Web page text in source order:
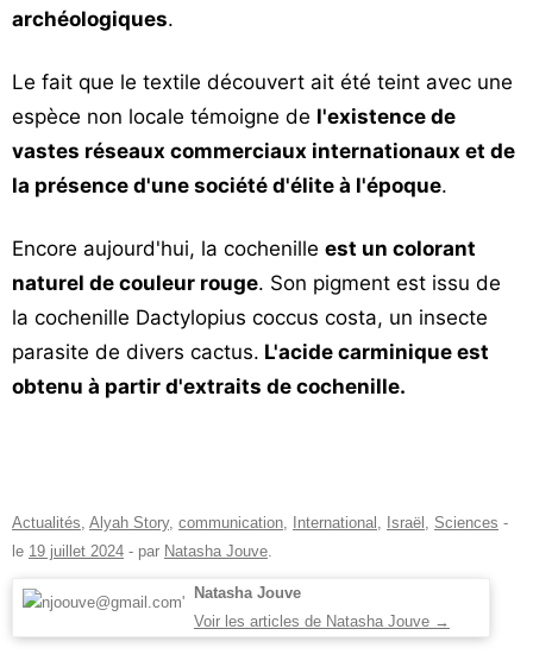
archéologiques.
Le fait que le textile découvert ait été teint avec une
espèce non locale témoigne de l'existence de
vastes réseaux commerciaux internationaux et de
la présence d'une société d'élite à l'époque.
Encore aujourd'hui, la cochenille est un colorant
naturel de couleur rouge. Son pigment est issu de
la cochenille Dactylopius coccus costa, un insecte
parasite de divers cactus. L'acide carminique est
obtenu à partir d'extraits de cochenille.
Actualités, Alyah Story, communication, International , Israël , Sciences -
le 19 juillet 2024 - par Natasha Jouve.
Natasha Jouve
Voir les articles de Natasha Jouve →